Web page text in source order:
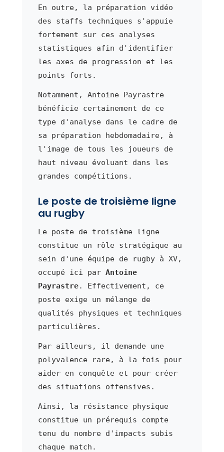
En outre, la préparation vidéo
des staffs techniques s'appuie
fortement sur ces analyses
statistiques afin d'identifier
les axes de progression et les
points forts.
Notamment, Antoine Payrastre
bénéficie certainement de ce
type d'analyse dans le cadre de
sa préparation hebdomadaire, à
l'image de tous les joueurs de
haut niveau évoluant dans les
grandes compétitions.
Le poste de troisième ligne
au rugby
Le poste de troisième ligne
constitue un rôle stratégique au
sein d'une équipe de rugby à XV,
occupé ici par Antoine
Payrastre. Effectivement, ce
poste exige un mélange de
qualités physiques et techniques
particulières.
Par ailleurs, il demande une
polyvalence rare, à la fois pour
aider en conquête et pour créer
des situations offensives.
Ainsi, la résistance physique
constitue un prérequis compte
tenu du nombre d'impacts subis
chaque match.